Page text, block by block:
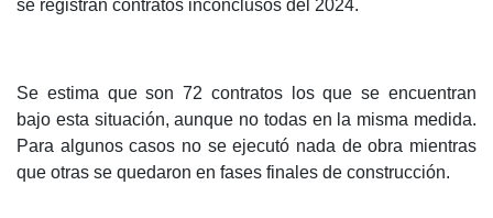
se registran contratos inconclusos del 2024.
Se estima que son 72 contratos los que se encuentran
bajo esta situación, aunque no todas en la misma medida.
Para algunos casos no se ejecutó nada de obra mientras
que otras se quedaron en fases finales de construcción.